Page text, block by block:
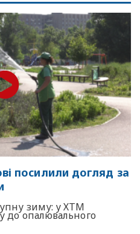
посилили догляд за
зиму: у ХТМ
до опалювального